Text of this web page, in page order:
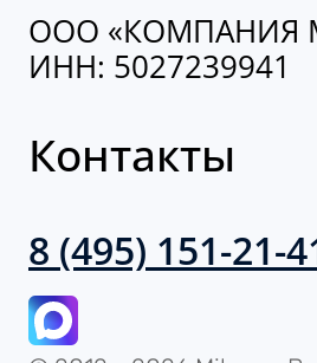
ООО «КОМПАНИЯ
ИНН: 5027239941
Контакты
8 (495) 151-21-